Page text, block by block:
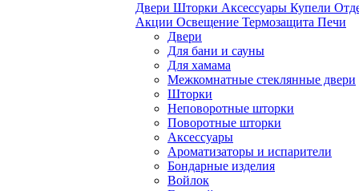
Двери Шторки Аксессуары Купели
Акции Освещение Термозащита Печи
Двери
Для бани и сауны
Для хамама
Межкомнатные стеклянные двери
Шторки
Неповоротные шторки
Поворотные шторки
Аксессуары
Ароматизаторы и испарители
Бондарные изделия
Войлок